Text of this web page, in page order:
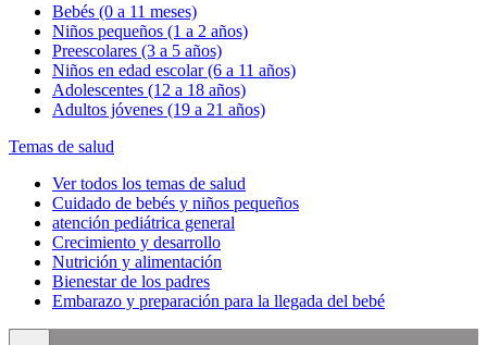
Bebés (0 a 11 meses)
Niños pequeños (1 a 2 años)
Preescolares (3 a 5 años)
Niños en edad escolar (6 a 11 años)
Adolescentes (12 a 18 años)
Adultos jóvenes (19 a 21 años)
Temas de salud
Ver todos los temas de salud
Cuidado de bebés y niños pequeños
atención pediátrica general
Crecimiento y desarrollo
Nutrición y alimentación
Bienestar de los padres
Embarazo y preparación para la llegada del bebé